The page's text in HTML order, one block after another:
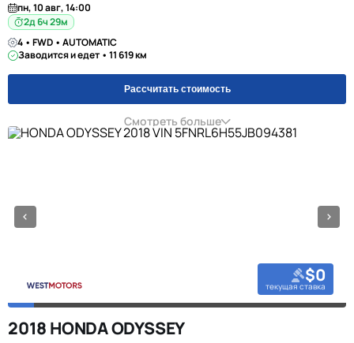
пн, 10 авг, 14:00
2д 6ч 29м
4 • FWD • AUTOMATIC
Заводится и едет • 11 619 км
Рассчитать стоимость
Смотреть больше
$0
текущая ставка
2018 HONDA ODYSSEY